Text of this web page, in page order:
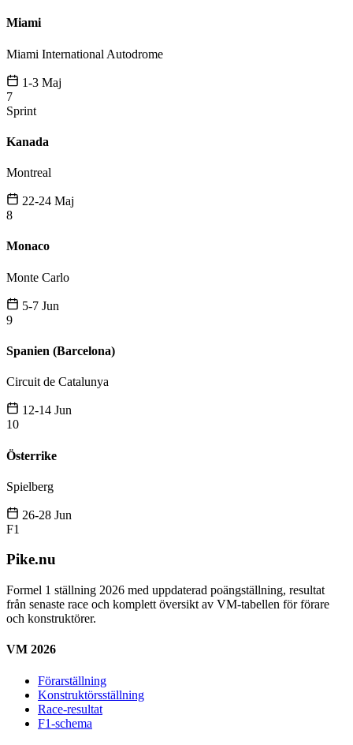
Miami
Miami International Autodrome
1-3 Maj
7
Sprint
Kanada
Montreal
22-24 Maj
8
Monaco
Monte Carlo
5-7 Jun
9
Spanien (Barcelona)
Circuit de Catalunya
12-14 Jun
10
Österrike
Spielberg
26-28 Jun
F1
Pike.nu
Formel 1 ställning 2026 med uppdaterad poängställning, resultat
från senaste race och komplett översikt av VM-tabellen för förare
och konstruktörer.
VM 2026
Förarställning
Konstruktörsställning
Race-resultat
F1-schema